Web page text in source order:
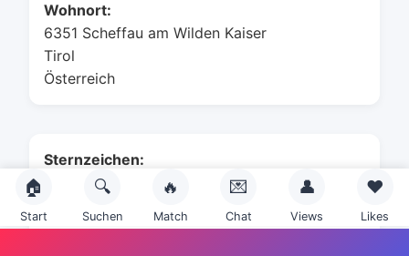
Wohnort:
6351 Scheffau am Wilden Kaiser
Tirol
Österreich
Sternzeichen:
🏠
Start
🔍
Suchen
🔥
Match
💌
Chat
👤
Views
❤️
Likes